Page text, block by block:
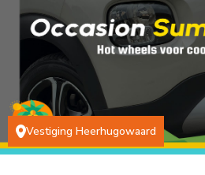
Vestiging Heerhugowaard